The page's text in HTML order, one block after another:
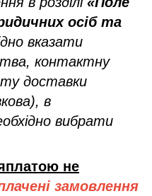
осіб та
вказати
контактну
доставки
в
вибрати
не
замовлення